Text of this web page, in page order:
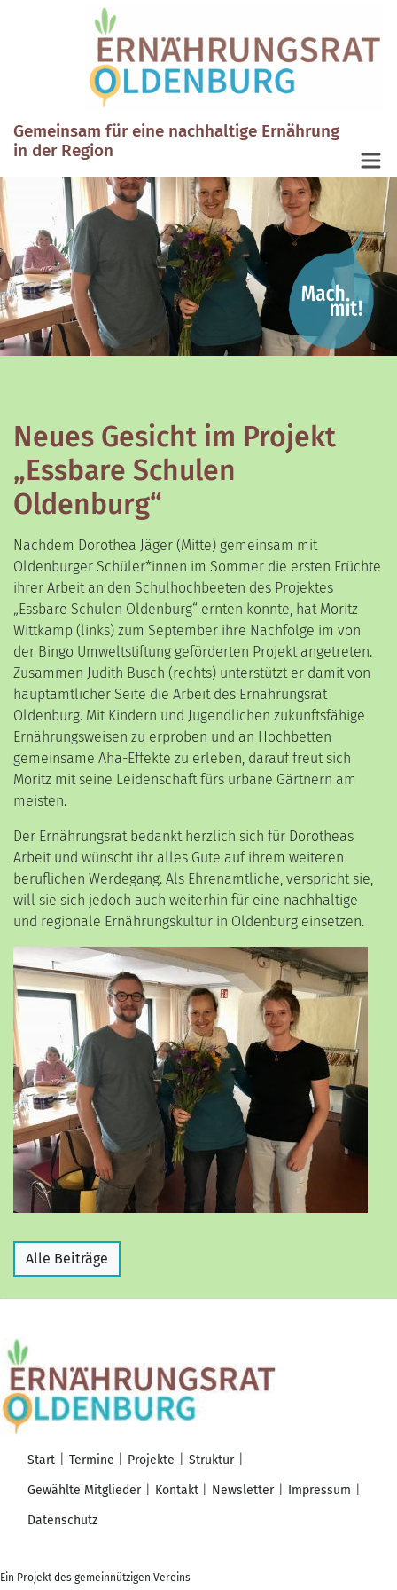
Gemeinsam für eine nachhaltige Ernährung
in der Region
Neues Gesicht im Projekt
„Essbare Schulen
Oldenburg“
Nachdem Dorothea Jäger (Mitte) gemeinsam mit
Oldenburger Schüler*innen im Sommer die ersten Früchte
ihrer Arbeit an den Schulhochbeeten des Projektes
„Essbare Schulen Oldenburg“ ernten konnte, hat Moritz
Wittkamp (links) zum September ihre Nachfolge im von
der Bingo Umweltstiftung geförderten Projekt angetreten.
Zusammen Judith Busch (rechts) unterstützt er damit von
hauptamtlicher Seite die Arbeit des Ernährungsrat
Oldenburg. Mit Kindern und Jugendlichen zukunftsfähige
Ernährungsweisen zu erproben und an Hochbetten
gemeinsame Aha-Effekte zu erleben, darauf freut sich
Moritz mit seine Leidenschaft fürs urbane Gärtnern am
meisten.
Der Ernährungsrat bedankt herzlich sich für Dorotheas
Arbeit und wünscht ihr alles Gute auf ihrem weiteren
beruflichen Werdegang. Als Ehrenamtliche, verspricht sie,
will sie sich jedoch auch weiterhin für eine nachhaltige
und regionale Ernährungskultur in Oldenburg einsetzen.
Alle Beiträge
Start Termine Projekte
Struktur
Gewählte Mitglieder
Kontakt Newsletter
Impressum
Datenschutz
Ein Projekt des gemeinnützigen Vereins